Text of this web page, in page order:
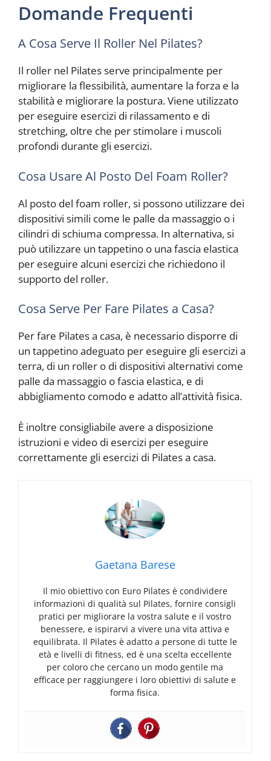
Domande Frequenti
A Cosa Serve Il Roller Nel Pilates?
Il roller nel Pilates serve principalmente per
migliorare la flessibilità, aumentare la forza e la
stabilità e migliorare la postura. Viene utilizzato
per eseguire esercizi di rilassamento e di
stretching, oltre che per stimolare i muscoli
profondi durante gli esercizi.
Cosa Usare Al Posto Del Foam Roller?
Al posto del foam roller, si possono utilizzare dei
dispositivi simili come le palle da massaggio o i
cilindri di schiuma compressa. In alternativa, si
può utilizzare un tappetino o una fascia elastica
per eseguire alcuni esercizi che richiedono il
supporto del roller.
Cosa Serve Per Fare Pilates a Casa?
Per fare Pilates a casa, è necessario disporre di
un tappetino adeguato per eseguire gli esercizi a
terra, di un roller o di dispositivi alternativi come
palle da massaggio o fascia elastica, e di
abbigliamento comodo e adatto all’attività fisica.
È inoltre consigliabile avere a disposizione
istruzioni e video di esercizi per eseguire
correttamente gli esercizi di Pilates a casa.
Gaetana Barese
Il mio obiettivo con Euro Pilates è condividere
informazioni di qualità sul Pilates, fornire consigli
pratici per migliorare la vostra salute e il vostro
benessere, e ispirarvi a vivere una vita attiva e
equilibrata. Il Pilates è adatto a persone di tutte le
età e livelli di fitness, ed è una scelta eccellente
per coloro che cercano un modo gentile ma
efficace per raggiungere i loro obiettivi di salute e
forma fisica.